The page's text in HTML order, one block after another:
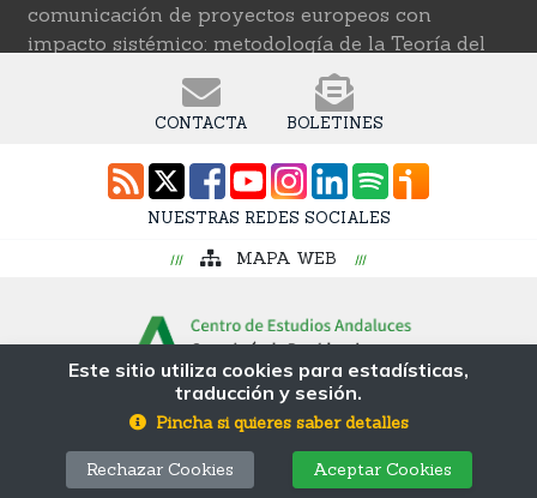
comunicación de proyectos europeos con
impacto sistémico: metodología de la Teoría del
Cursos
ciencias sociales' (2ª edición)
Cursos
intelingente de datos'
Curso 'Una introducción a los métodos digitales y
las ciencias sociales computacionales'
CONTACTA BOLETINES
NUESTRAS REDES SOCIALES
MAPA WEB
© Fundación Pública Andaluza Centro de
Estudios Andaluces MP
Avda. Blas Infante s/n, Coria del Río, 41100. Sevilla
Tlf: 955 055 210
Este sitio utiliza cookies para estadísticas,
traducción y sesión.
Pincha si quieres saber detalles
Rechazar Cookies Aceptar Cookies